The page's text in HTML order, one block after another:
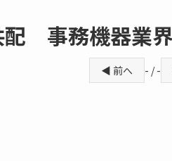
事務機器業
◀ 前へ - / -